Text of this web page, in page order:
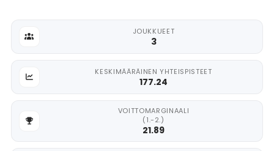
JOUKKUEET
3
KESKIMÄÄRÄINEN YHTEISPISTEET
177.24
VOITTOMARGINAALI
(1.-2.)
21.89